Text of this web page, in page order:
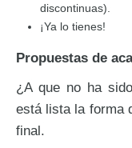
discontinuas).
¡Ya lo tienes!
Propuestas de
¿A que no ha
está lista la forma
final.